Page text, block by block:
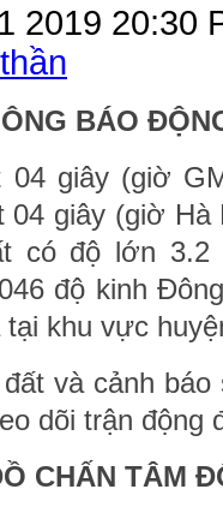
2019 20:30
BÁO
giây (giờ
giây (giờ Hà
có độ lớn
độ kinh
khu vực
và cảnh
dõi trận động
CHẤN TÂM